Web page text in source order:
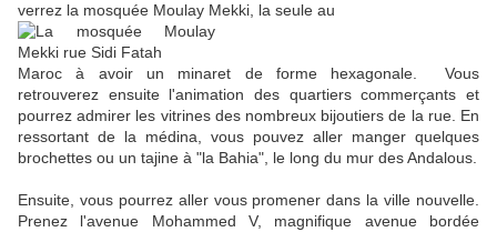
verrez la mosquée Moulay Mekki, la seule au
Maroc à avoir un minaret de forme hexagonale. Vous
retrouverez ensuite l'animation des quartiers commerçants et
pourrez admirer les vitrines des nombreux bijoutiers de la rue. En
ressortant de la médina, vous pouvez aller manger quelques
brochettes ou un tajine à "la Bahia", le long du mur des Andalous.
Ensuite, vous pourrez aller vous promener dans la ville nouvelle.
Prenez l'avenue Mohammed V, magnifique avenue bordée